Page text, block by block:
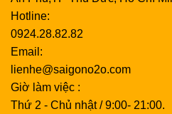
Hotline:
0924.28.82.82
Email:
lienhe@saigono2o.com
Giờ làm việc :
Thứ 2 - Chủ nhật / 9:00- 21:00.